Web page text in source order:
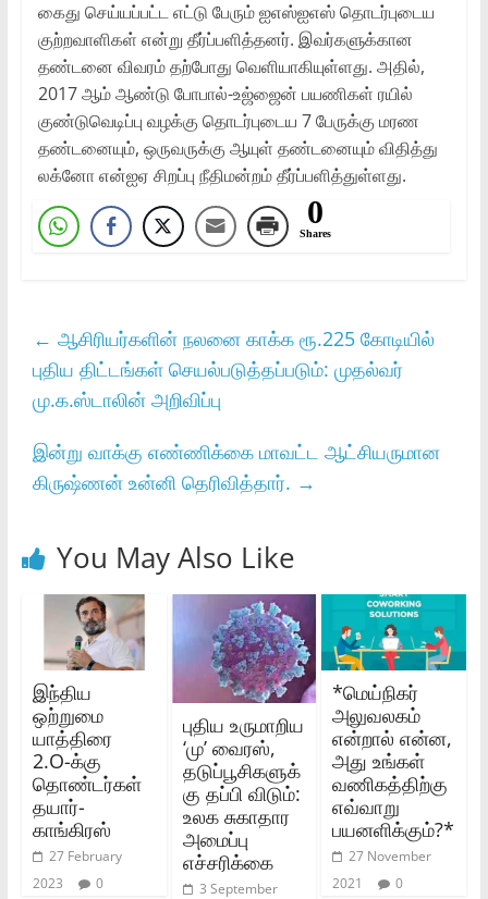
கைது செய்யப்பட்ட எட்டு பேரும் ஐஎஸ்ஐஎஸ் தொடர்புடைய
குற்றவாளிகள் என்று தீர்ப்பளித்தனர். இவர்களுக்கான
தண்டனை விவரம் தற்போது வெளியாகியுள்ளது. அதில்,
2017 ஆம் ஆண்டு போபால்-உஜ்ஜைன் பயணிகள் ரயில்
குண்டுவெடிப்பு வழக்கு தொடர்புடைய 7 பேருக்கு மரண
தண்டனையும், ஒருவருக்கு ஆயுள் தண்டனையும் விதித்து
லக்னோ என்ஐஏ சிறப்பு நீதிமன்றம் தீர்ப்பளித்துள்ளது.
0
Shares
← ஆசிரியர்களின் நலனை காக்க ரூ.225 கோடியில்
புதிய திட்டங்கள் செயல்படுத்தப்படும்: முதல்வர்
மு.க.ஸ்டாலின் அறிவிப்பு
இன்று வாக்கு எண்ணிக்கை மாவட்ட ஆட்சியருமான
கிருஷ்ணன் உன்னி தெரிவித்தார். →
You May Also Like
இந்திய
ஒற்றுமை
யாத்திரை
2.O-க்கு
தொண்டர்கள்
தயார்-
காங்கிரஸ்
27 February
2023
0
புதிய உருமாறிய
‘மு’ வைரஸ்,
தடுப்பூசிகளுக்
கு தப்பி விடும்:
உலக சுகாதார
அமைப்பு
எச்சரிக்கை
3 September
*மெய்நிகர்
அலுவலகம்
என்றால் என்ன,
அது உங்கள்
வணிகத்திற்கு
எவ்வாறு
பயனளிக்கும்?*
27 November
2021
0